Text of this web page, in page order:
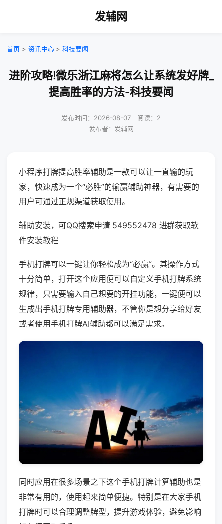
发辅网
首页 > 资讯中心 > 科技要闻
进阶攻略!微乐浙江麻将怎么让系统发好牌_
提高胜率的方法-科技要闻
发布时间：2026-08-07｜阅读：2
发布者：发辅网
小程序打牌提高胜率辅助是一款可以让一直输的玩
家，快速成为一个“必胜”的输赢辅助神器，有需要的
用户可通过正规渠道获取使用。
辅助安装，可QQ搜索申请 549552478 进群获取软
件安装教程
手机打牌可以一键让你轻松成为“必赢”。其操作方式
十分简单，打开这个应用便可以自定义手机打牌系统
规律，只需要输入自己想要的开挂功能，一键便可以
生成出手机打牌专用辅助器，不管你是想分享给好友
或者使用手机打牌AI辅助都可以满足需求。
同时应用在很多场景之下这个手机打牌计算辅助也是
非常有用的，使用起来简单便捷。特别是在大家手机
打牌时可以合理调整牌型，提升游戏体验，避免影响